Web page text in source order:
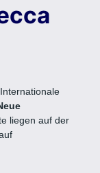
liegen auf der